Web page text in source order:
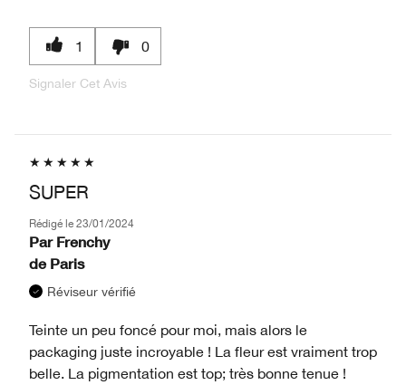
1 0
Signaler Cet Avis
SUPER
Rédigé le 23/01/2024
Par Frenchy
de Paris
Réviseur vérifié
Teinte un peu foncé pour moi, mais alors le
packaging juste incroyable ! La fleur est vraiment trop
belle. La pigmentation est top; très bonne tenue !